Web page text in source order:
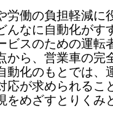
働の負担軽減に
んなに自動化がす
ビスのための運転
から、営業車の完
動化のもとでは、
応が求められるこ
をめざすとりくみ